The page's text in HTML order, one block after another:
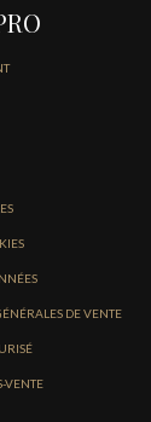
DE VENTE
VENTE